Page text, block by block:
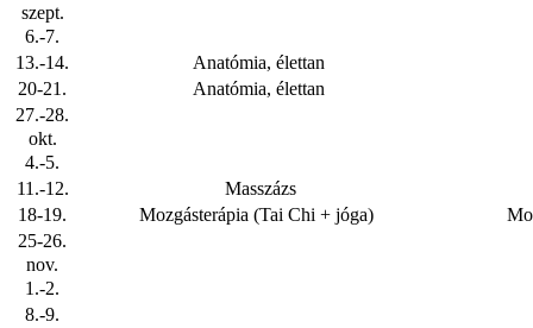
szept.
6.-7.
13.-14.
Anatómia, élettan
20-21.
Anatómia, élettan
27.-28.
okt.
4.-5.
11.-12.
Masszázs
18-19.
Mozgásterápia (Tai Chi + jóga)
25-26.
nov.
1.-2.
8.-9.